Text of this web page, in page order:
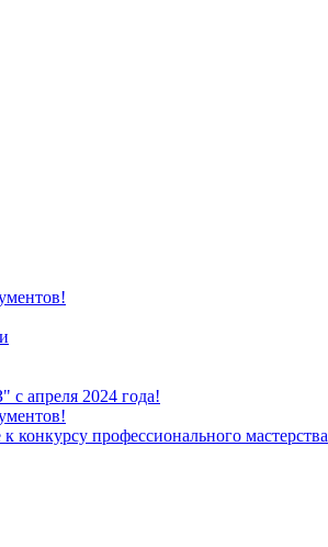
апреля 2024 года!
конкурсу профессионального мастерства